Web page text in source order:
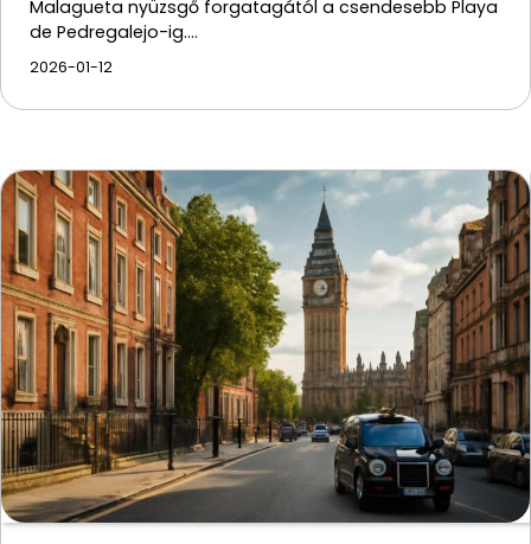
Malagueta nyüzsgő forgatagától a csendesebb Playa
de Pedregalejo-ig.…
2026-01-12